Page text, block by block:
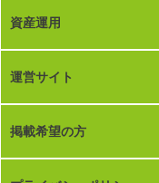
資産運用
運営サイト
掲載希望の方